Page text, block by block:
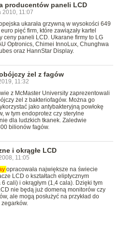
producentów paneli LCD
2010, 11:07
ukarała grzywną w wysokości 649
pięć firm, które zawiązały kartel
ceny paneli LCD. Ukarane firmy to LG
Optronics, Chimei InnoLux, Chunghwa
oraz HannStar Display.
żel z fagów
11:32
z McMaster University zaprezentowali
żel z bakteriofagów. Można go
jako antybakteryjną powłokę
w tym endoprotez czy sterylne
dla ludzkich tkanek. Zaledwie
bilionów fagów.
i okrągłe LCD
11:05
opracowała największe na świecie
LCD o kształtach eliptycznym
cali) i okrągłym (1,4 cala). Dzięki tym
nie będą już domeną monitorów czy
ale mogą posłużyć na przykład do